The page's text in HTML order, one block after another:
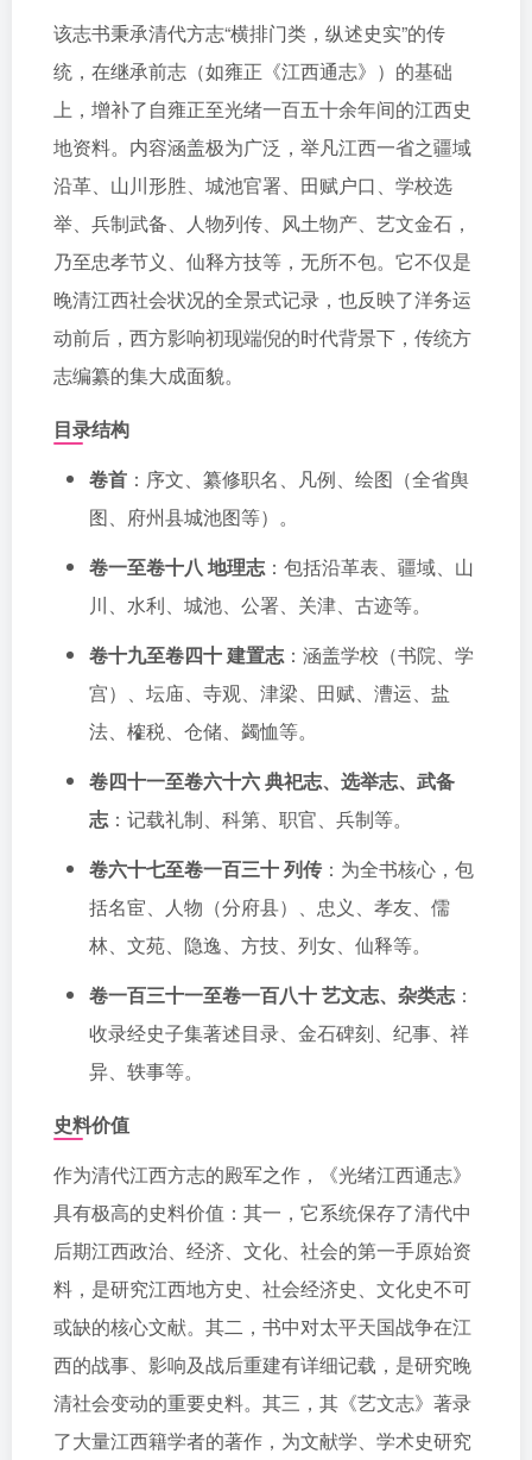
该志书秉承清代方志“横排门类，纵述史实”的传
统，在继承前志（如雍正《江西通志》）的基础
上，增补了自雍正至光绪一百五十余年间的江西史
地资料。内容涵盖极为广泛，举凡江西一省之疆域
沿革、山川形胜、城池官署、田赋户口、学校选
举、兵制武备、人物列传、风土物产、艺文金石，
乃至忠孝节义、仙释方技等，无所不包。它不仅是
晚清江西社会状况的全景式记录，也反映了洋务运
动前后，西方影响初现端倪的时代背景下，传统方
志编纂的集大成面貌。
目录结构
卷首 ：序文、纂修职名、凡例、绘图（全省舆
图、府州县城池图等）。
卷一至卷十八 地理志：包括沿革表、疆域、山
川、水利、城池、公署、关津、古迹等。
卷十九至卷四十 建置志：涵盖学校（书院、学
宫）、坛庙、寺观、津梁、田赋、漕运、盐
法、榷税、仓储、蠲恤等。
卷四十一至卷六十六 典祀志、选举志、武备
志：记载礼制、科第、职官、兵制等。
卷六十七至卷一百三十 列传 ：为全书核心，包
括名宦、人物（分府县）、忠义、孝友、儒
林、文苑、隐逸、方技、列女、仙释等。
卷一百三十一至卷一百八十 艺文志、杂类志：
收录经史子集著述目录、金石碑刻、纪事、祥
异、轶事等。
史料价值
作为清代江西方志的殿军之作，《光绪江西通志》
具有极高的史料价值：其一，它系统保存了清代中
后期江西政治、经济、文化、社会的第一手原始资
料，是研究江西地方史、社会经济史、文化史不可
或缺的核心文献。其二，书中对太平天国战争在江
西的战事、影响及战后重建有详细记载，是研究晚
清社会变动的重要史料。其三，其《艺文志》著录
了大量江西籍学者的著作，为文献学、学术史研究